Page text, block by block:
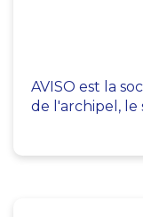
AVISO est la
de l'archipel, le